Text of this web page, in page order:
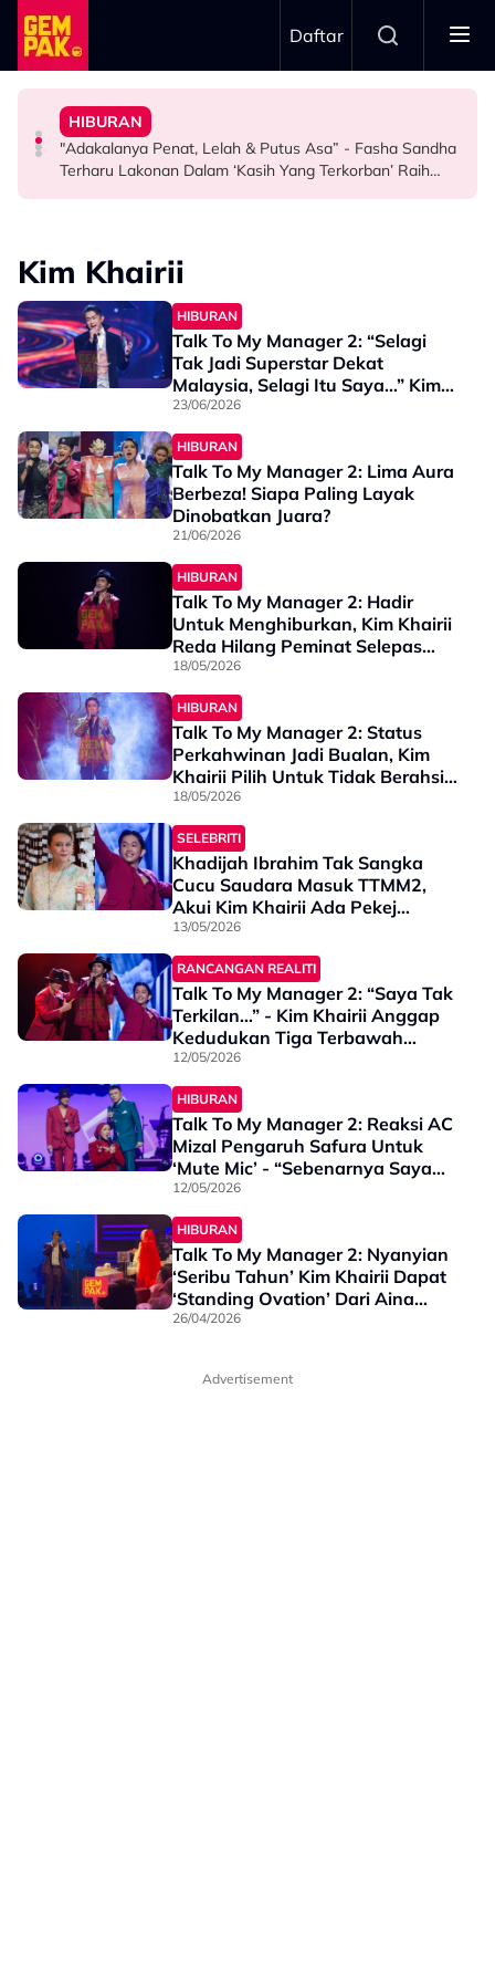
Skip to main content
Daftar
HIBURAN
Bawa Anak Ke Klinik, Syasya Rizal Terkejut Dikenali
Doktor
HIBURAN
"Adakalanya Penat, Lelah & Putus Asa” - Fasha Sandha
Terharu Lakonan Dalam ‘Kasih Yang Terkorban’ Raih
HIBURAN
“Hidup Adalah Kitaran, Awak Buat Jahat…” - Uyaina
Arshad
HIBURAN
Mamat Sepah Saksi Air Mata Isteri Gugur Tiap Kali
Terima Soalan Tentang Zuriat - “Aku Tak Kuat Tapi…”
Kim Khairii
HIBURAN
Talk To My Manager 2: “Selagi
Tak Jadi Superstar Dekat
Malaysia, Selagi Itu Saya…” Kim
Khairii Sedia Beraksi Di Big Stage
Rocketfuel
23/06/2026
HIBURAN
Talk To My Manager 2: Lima Aura
Berbeza! Siapa Paling Layak
Dinobatkan Juara?
21/06/2026
HIBURAN
Talk To My Manager 2: Hadir
Untuk Menghiburkan, Kim Khairii
Reda Hilang Peminat Selepas
Dedah Status Perkahwinan
18/05/2026
HIBURAN
Talk To My Manager 2: Status
Perkahwinan Jadi Bualan, Kim
Khairii Pilih Untuk Tidak Berahsia
Lagi - "Saya Sudah
Mengenalinya Selama..."
18/05/2026
SELEBRITI
Khadijah Ibrahim Tak Sangka
Cucu Saudara Masuk TTMM2,
Akui Kim Khairii Ada Pekej
Lengkap - “Suara Ala Boyz II
Men, Tapi Dia Harus…”
13/05/2026
RANCANGAN REALITI
Talk To My Manager 2: “Saya Tak
Terkilan…” - Kim Khairii Anggap
Kedudukan Tiga Terbawah
Sebagai ‘Wake-up Call’
12/05/2026
HIBURAN
Talk To My Manager 2: Reaksi AC
Mizal Pengaruh Safura Untuk
‘Mute Mic’ - “Sebenarnya Saya
Nak Guna…”
12/05/2026
HIBURAN
Talk To My Manager 2: Nyanyian
‘Seribu Tahun’ Kim Khairii Dapat
‘Standing Ovation’ Dari Aina
Abdul - “Saya Goosebumps”
26/04/2026
Advertisement